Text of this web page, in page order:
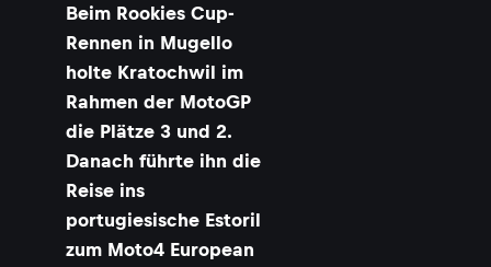
Beim Rookies Cup-
Rennen in Mugello
holte Kratochwil im
Rahmen der MotoGP
die Plätze 3 und 2.
Danach führte ihn die
Reise ins
portugiesische Estoril
zum Moto4 European